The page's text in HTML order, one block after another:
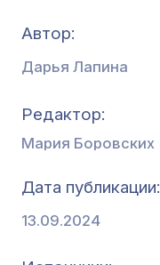
Автор:
Дарья Лапина
Редактор
Мария Боровских
Дата публикации
13.09.2024